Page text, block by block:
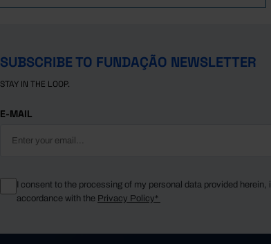
SUBSCRIBE TO FUNDAÇÃO NEWSLETTER
STAY IN THE LOOP.
E-MAIL
I consent to the processing of my personal data provided herein,
accordance with the Privacy Policy*